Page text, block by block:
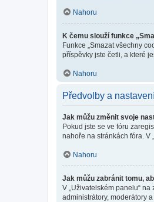
Nahoru
K čemu slouží funkce
Funkce „Smazat všechny
příspěvky jste četli, a které
Nahoru
Předvolby a
Jak můžu změnit svoje
Pokud jste se ve fóru
nahoře na stránkách fóra. V
Nahoru
Jak můžu zabránit tomu,
V „Uživatelském panelu“ na
administrátory, moderátory